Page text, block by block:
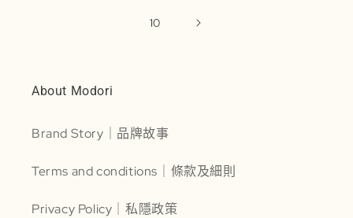
10
About Modori
Brand Story｜品牌故事
Terms and conditions｜條款及細則
Privacy Policy｜私隱政策